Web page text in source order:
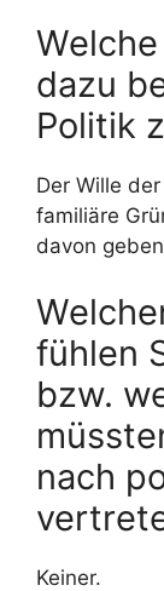
dazu
Politik
Der Wille
familiäre
davon
fühlen
bzw.
nach
Keiner.